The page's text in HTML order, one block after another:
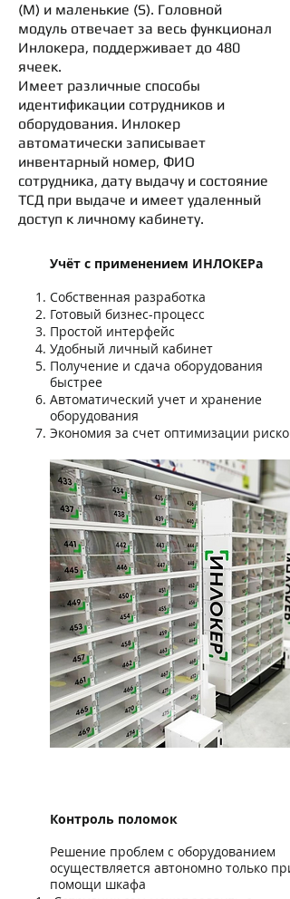
(M) и маленькие (S). Головной
модуль отвечает за весь функционал
Инлокера, поддерживает до 480
ячеек.
Имеет различные способы
идентификации сотрудников и
оборудования. Инлокер
автоматически записывает
инвентарный номер, ФИО
сотрудника, дату выдачу и состояние
ТСД при выдаче и имеет удаленный
доступ к личному кабинету.
Учёт с применением ИНЛОКЕРа
Собственная разработка
Готовый бизнес-процесс
Простой интерфейс
Удобный личный кабинет
Получение и сдача оборудования
быстрее
Автоматический учет и хранение
оборудования
Экономия за счет оптимизации рисков
Контроль поломок
Решение проблем с оборудованием
осуществляется автономно только при
помощи шкафа